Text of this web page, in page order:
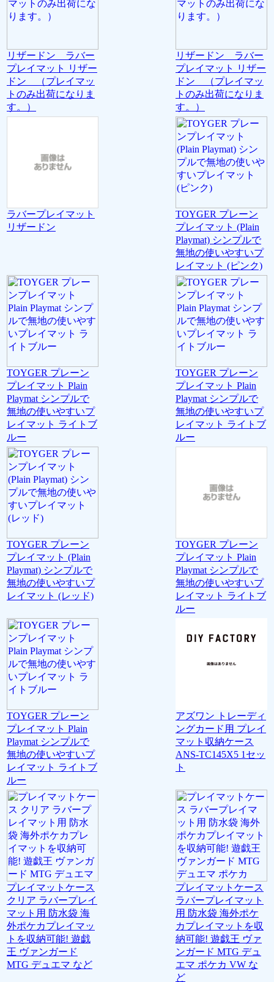
リザードン ラバー
プレイマット リザー
ドン （プレイマッ
トのみ出荷になりま
す。）
リザードン ラバー
プレイマット リザー
ドン （プレイマッ
トのみ出荷になりま
す。）
ラバープレイマット
リザードン
TOYGER プレーン
プレイマット (Plain
Playmat) シンプルで
無地の使いやすいプ
レイマット (ピンク)
TOYGER プレーン
プレイマット Plain
Playmat シンプルで
無地の使いやすいプ
レイマット ライトブ
ルー
TOYGER プレーン
プレイマット Plain
Playmat シンプルで
無地の使いやすいプ
レイマット ライトブ
ルー
TOYGER プレーン
プレイマット (Plain
Playmat) シンプルで
無地の使いやすいプ
レイマット (レッド)
TOYGER プレーン
プレイマット Plain
Playmat シンプルで
無地の使いやすいプ
レイマット ライトブ
ルー
TOYGER プレーン
プレイマット Plain
Playmat シンプルで
無地の使いやすいプ
レイマット ライトブ
ルー
アズワン トレーディ
ングカード用 プレイ
マット収納ケース
ANS-TC145X5 1セッ
ト
プレイマットケース
クリア ラバープレイ
マット用 防水袋 海
外ポケカプレイマッ
トを収納可能! 遊戯
王 ヴァンガード
MTG デュエマ など
プレイマットケース
ラバープレイマット
用 防水袋 海外ポケ
カプレイマットを収
納可能! 遊戯王 ヴァ
ンガード MTG デュ
エマ ポケカ VW な
ど